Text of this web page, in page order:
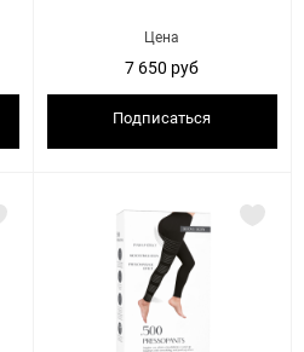
Цена
7 650 руб
Подписаться